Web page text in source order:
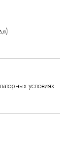
условиях